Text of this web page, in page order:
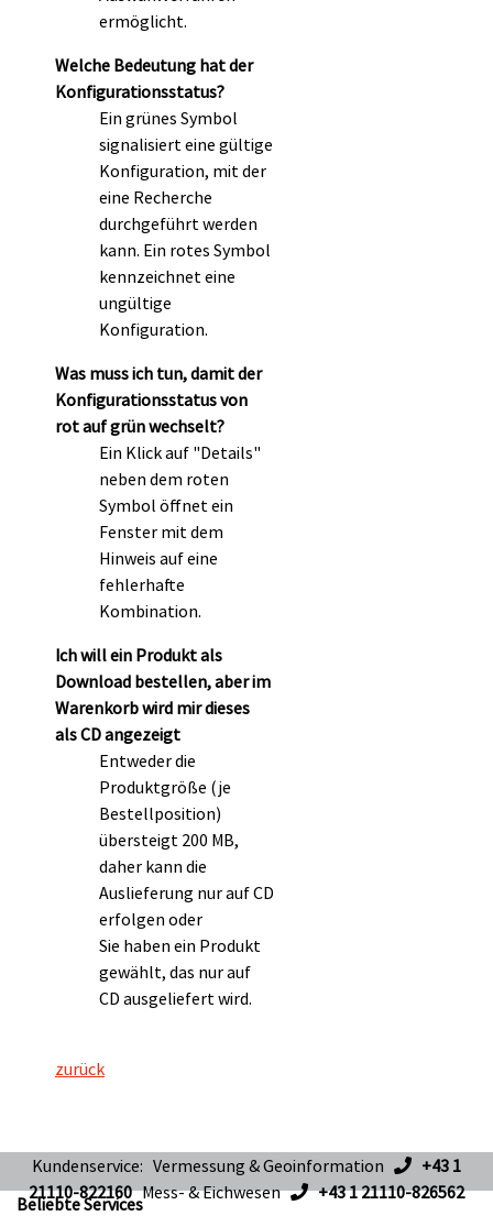
ermöglicht.
Welche Bedeutung hat der
Konfigurationsstatus?
Ein grünes Symbol
signalisiert eine gültige
Konfiguration, mit der
eine Recherche
durchgeführt werden
kann. Ein rotes Symbol
kennzeichnet eine
ungültige
Konfiguration.
Was muss ich tun, damit der
Konfigurationsstatus von
rot auf grün wechselt?
Ein Klick auf "Details"
neben dem roten
Symbol öffnet ein
Fenster mit dem
Hinweis auf eine
fehlerhafte
Kombination.
Ich will ein Produkt als
Download bestellen, aber im
Warenkorb wird mir dieses
als CD angezeigt
Entweder die
Produktgröße (je
Bestellposition)
übersteigt 200 MB,
daher kann die
Auslieferung nur auf CD
erfolgen oder
Sie haben ein Produkt
gewählt, das nur auf
CD ausgeliefert wird.
zurück
Kundenservice: Vermessung & Geoinformation
+43 1
21110-822160Mess- & Eichwesen +43 1 21110-826562
Beliebte Services